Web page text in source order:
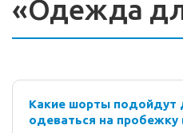
«Одежда
Какие шорты подойдут
одеваться на